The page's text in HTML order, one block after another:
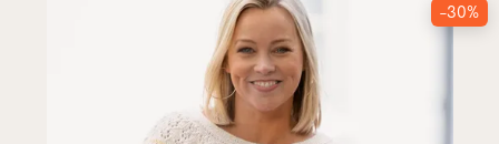
-30%